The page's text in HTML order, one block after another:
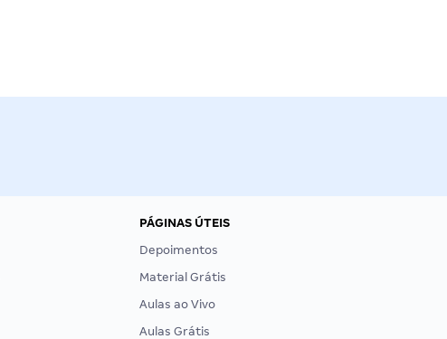
PÁGINAS ÚTEIS
Depoimentos
Material Grátis
Aulas ao Vivo
Aulas Grátis